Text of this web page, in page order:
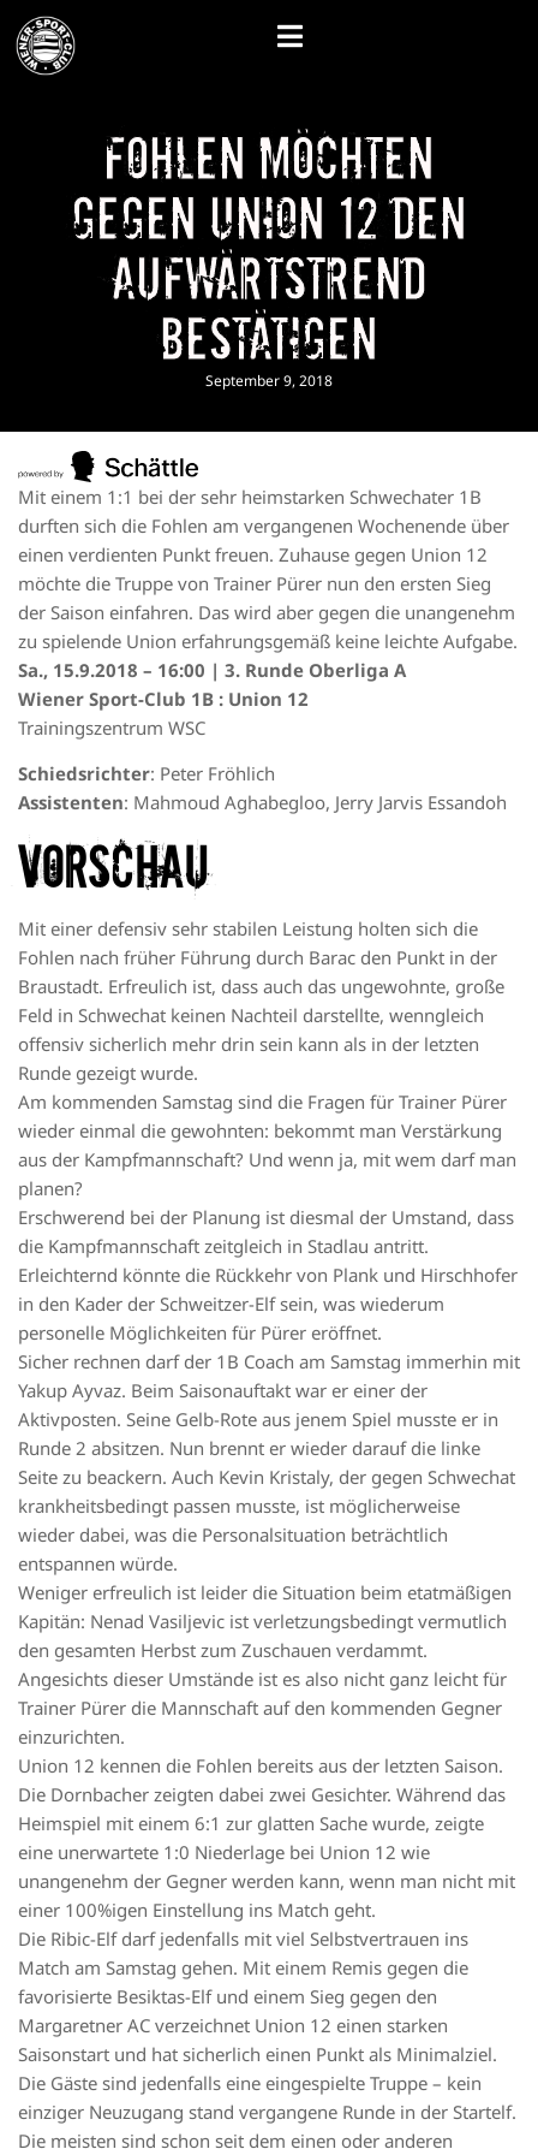
Fohlen möchten
gegen Union 12 den
Aufwärtstrend
bestätigen
September 9, 2018
Mit einem 1:1 bei der sehr heimstarken Schwechater 1B
durften sich die Fohlen am vergangenen Wochenende über
einen verdienten Punkt freuen. Zuhause gegen Union 12
möchte die Truppe von Trainer Pürer nun den ersten Sieg
der Saison einfahren. Das wird aber gegen die unangenehm
zu spielende Union erfahrungsgemäß keine leichte Aufgabe.
Sa., 15.9.2018 – 16:00 | 3. Runde Oberliga A
Wiener Sport-Club 1B : Union 12
Trainingszentrum WSC
Schiedsrichter: Peter Fröhlich
Assistenten: Mahmoud Aghabegloo, Jerry Jarvis Essandoh
VORSCHAU
Mit einer defensiv sehr stabilen Leistung holten sich die
Fohlen nach früher Führung durch Barac den Punkt in der
Braustadt. Erfreulich ist, dass auch das ungewohnte, große
Feld in Schwechat keinen Nachteil darstellte, wenngleich
offensiv sicherlich mehr drin sein kann als in der letzten
Runde gezeigt wurde.
Am kommenden Samstag sind die Fragen für Trainer Pürer
wieder einmal die gewohnten: bekommt man Verstärkung
aus der Kampfmannschaft? Und wenn ja, mit wem darf man
planen?
Erschwerend bei der Planung ist diesmal der Umstand, dass
die Kampfmannschaft zeitgleich in Stadlau antritt.
Erleichternd könnte die Rückkehr von Plank und Hirschhofer
in den Kader der Schweitzer-Elf sein, was wiederum
personelle Möglichkeiten für Pürer eröffnet.
Sicher rechnen darf der 1B Coach am Samstag immerhin mit
Yakup Ayvaz. Beim Saisonauftakt war er einer der
Aktivposten. Seine Gelb-Rote aus jenem Spiel musste er in
Runde 2 absitzen. Nun brennt er wieder darauf die linke
Seite zu beackern. Auch Kevin Kristaly, der gegen Schwechat
krankheitsbedingt passen musste, ist möglicherweise
wieder dabei, was die Personalsituation beträchtlich
entspannen würde.
Weniger erfreulich ist leider die Situation beim etatmäßigen
Kapitän: Nenad Vasiljevic ist verletzungsbedingt vermutlich
den gesamten Herbst zum Zuschauen verdammt.
Angesichts dieser Umstände ist es also nicht ganz leicht für
Trainer Pürer die Mannschaft auf den kommenden Gegner
einzurichten.
Union 12 kennen die Fohlen bereits aus der letzten Saison.
Die Dornbacher zeigten dabei zwei Gesichter. Während das
Heimspiel mit einem 6:1 zur glatten Sache wurde, zeigte
eine unerwartete 1:0 Niederlage bei Union 12 wie
unangenehm der Gegner werden kann, wenn man nicht mit
einer 100%igen Einstellung ins Match geht.
Die Ribic-Elf darf jedenfalls mit viel Selbstvertrauen ins
Match am Samstag gehen. Mit einem Remis gegen die
favorisierte Besiktas-Elf und einem Sieg gegen den
Margaretner AC verzeichnet Union 12 einen starken
Saisonstart und hat sicherlich einen Punkt als Minimalziel.
Die Gäste sind jedenfalls eine eingespielte Truppe – kein
einziger Neuzugang stand vergangene Runde in der Startelf.
Die meisten sind schon seit dem einen oder anderen